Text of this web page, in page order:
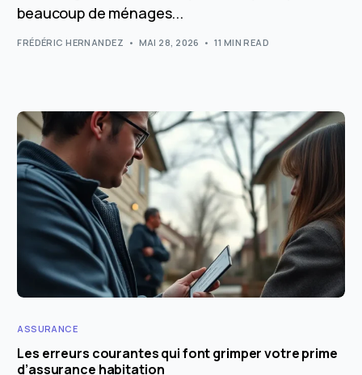
beaucoup de ménages...
FRÉDÉRIC HERNANDEZ MAI 28, 2026 11 MIN READ
ASSURANCE
Les erreurs courantes qui font grimper votre prime
d’assurance habitation